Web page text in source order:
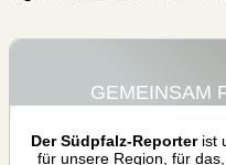
GEMEINSAM
Der Südpfalz-Reporterist
für unsere Region, für